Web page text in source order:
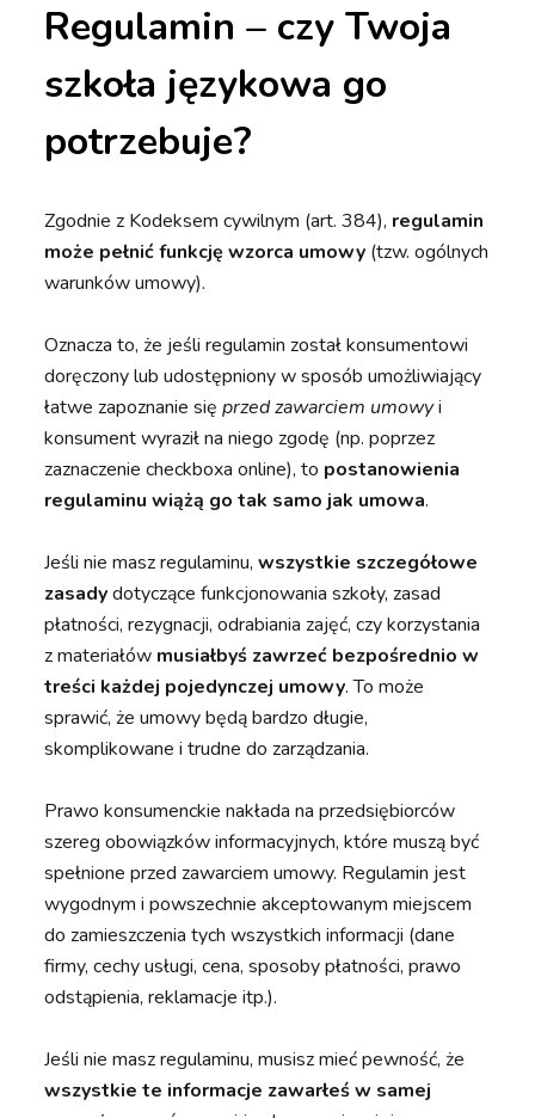
Regulamin – czy Twoja
szkoła językowa go
potrzebuje?
Zgodnie z Kodeksem cywilnym (art. 384), regulamin
może pełnić funkcję wzorca umowy (tzw. ogólnych
warunków umowy).
Oznacza to, że jeśli regulamin został konsumentowi
doręczony lub udostępniony w sposób umożliwiający
łatwe zapoznanie sięprzed zawarciem umowyi
konsument wyraził na niego zgodę (np. poprzez
zaznaczenie checkboxa online), to postanowienia
regulaminu wiążą go tak samo jak umowa.
Jeśli nie masz regulaminu,wszystkie szczegółowe
zasadydotyczące funkcjonowania szkoły, zasad
płatności, rezygnacji, odrabiania zajęć, czy korzystania
z materiałów musiałbyś zawrzeć bezpośrednio w
treści każdej pojedynczej umowy. To może
sprawić, że umowy będą bardzo długie,
skomplikowane i trudne do zarządzania.
Prawo konsumenckie nakłada na przedsiębiorców
szereg obowiązków informacyjnych, które muszą być
spełnione przed zawarciem umowy. Regulamin jest
wygodnym i powszechnie akceptowanym miejscem
do zamieszczenia tych wszystkich informacji (dane
firmy, cechy usługi, cena, sposoby płatności, prawo
odstąpienia, reklamacje itp.).
Jeśli nie masz regulaminu, musisz mieć pewność, że
wszystkie te informacje zawarłeś w samej